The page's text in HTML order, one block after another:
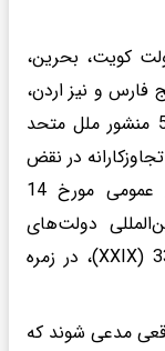
کویت، بحرین،
و نیز اردن،
دفاع مشروع معتبر و قانونی وفق ماده 51 منشور ملل متحد
در نقض
قطعنامه 3314 (دوره بیست‌ونهم) مجمع عمومی مورخ 14
بین‌المللی دولت‌های
مذکور، طبق بند (f) ماده 3 قطعنامه 3314 (XXIX)، در زمره
مدعی شوند که